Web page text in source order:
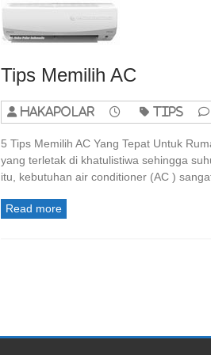
Tips Memilih AC
hakapolar Tips
5 Tips Memilih AC Yang Tepat Untuk
yang terletak di khatulistiwa sehingga
itu, kebutuhan air conditioner (AC )
Read more